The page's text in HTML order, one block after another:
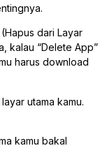
(Hapus dari Layar
kalau “Delete App”
harus download
utama kamu.
kamu bakal